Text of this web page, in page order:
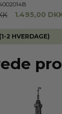
1.495,00
KØB (1-2 HVERDAGE)